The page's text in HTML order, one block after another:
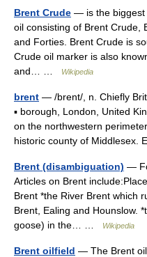
Brent Crude — is the biggest
oil consisting of Brent Crude,
and Forties. Brent Crude is
Crude oil marker is also
and… …
Wikipedia
brent — /brent/, n. Chiefly
▪ borough, London, United
on the northwestern
historic county of
Brent (disambiguation) —
Articles on Brent
Brent *the River Brent which
Brent, Ealing and Hounslow.
goose) in the… …
Wikipedia
Brent oilfield — The Brent